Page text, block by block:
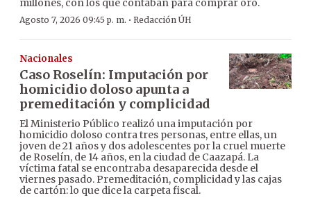
millones, con los que contaban para comprar oro.
Agosto 7, 2026 09:45 p. m. · Redacción ÚH
Nacionales
Caso Roselín: Imputación por
homicidio doloso apunta a
premeditación y complicidad
El Ministerio Público realizó una imputación por
homicidio doloso contra tres personas, entre ellas, un
joven de 21 años y dos adolescentes por la cruel muerte
de Roselín, de 14 años, en la ciudad de Caazapá. La
víctima fatal se encontraba desaparecida desde el
viernes pasado. Premeditación, complicidad y las cajas
de cartón: lo que dice la carpeta fiscal.